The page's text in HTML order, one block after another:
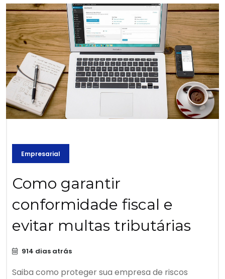
Empresarial
Como garantir
conformidade fiscal e
evitar multas tributárias
914 dias atrás
Saiba como proteger sua empresa de riscos